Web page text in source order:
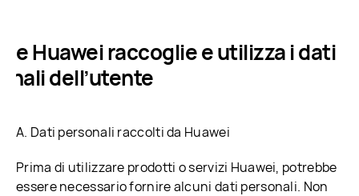
Huawei raccoglie e utilizza i dati
dell’utente
A. Dati personali raccolti da Huawei
Prima di utilizzare prodotti o servizi Huawei, potrebbe
essere necessario fornire alcuni dati personali. Non